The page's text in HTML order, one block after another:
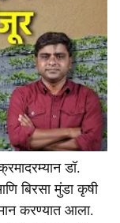
डॉ.
बिरसा मुंडा कृषी
करण्यात आला.